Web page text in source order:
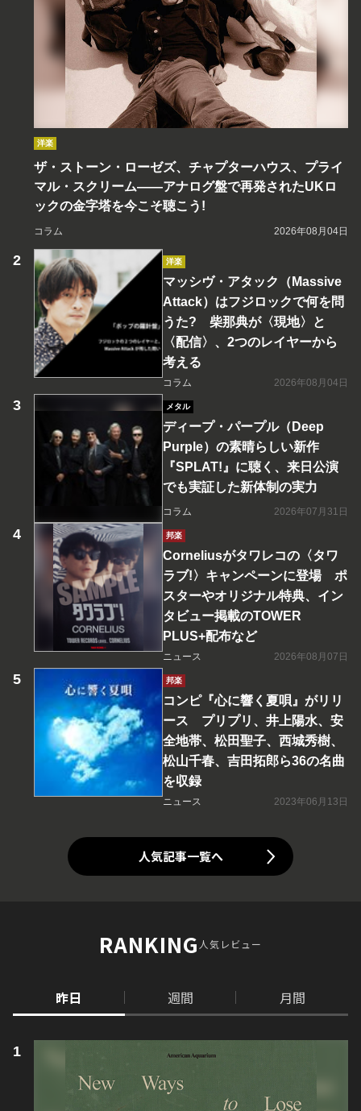
洋楽
ザ・ストーン・ローゼズ、チャプターハウス、プライ
マル・スクリーム――アナログ盤で再発されたUKロ
ックの金字塔を今こそ聴こう!
コラム 2026年08月04日
洋楽
マッシヴ・アタック（Massive
Attack）はフジロックで何を問
うた? 柴那典が〈現地〉と
〈配信〉、2つのレイヤーから
考える
コラム 2026年08月04日
メタル
ディープ・パープル（Deep
Purple）の素晴らしい新作
『SPLAT!』に聴く、来日公演
でも実証した新体制の実力
コラム 2026年07月31日
邦楽
Corneliusがタワレコの〈タワ
ラブ!〉キャンペーンに登場 ポ
スターやオリジナル特典、イン
タビュー掲載のTOWER
PLUS+配布など
ニュース 2026年08月07日
邦楽
コンピ『心に響く夏唄』がリリ
ース プリプリ、井上陽水、安
全地帯、松田聖子、西城秀樹、
松山千春、吉田拓郎ら36の名曲
を収録
ニュース 2023年06月13日
人気記事一覧へ
RANKING人気レビュー
昨日 週間 月間